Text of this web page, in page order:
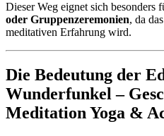
Dieser Weg eignet sich besonders
oder Gruppenzeremonien, da
meditativen Erfahrung wird.
Die Bedeutung der
Wunderfunkel –
Meditation Yoga &